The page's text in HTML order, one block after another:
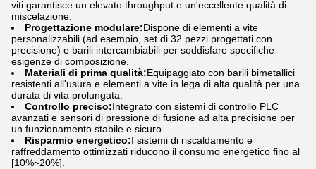
viti garantisce un elevato throughput e un'eccellente qualità di
miscelazione.
Progettazione modulare:Dispone di elementi a vite
personalizzabili (ad esempio, set di 32 pezzi progettati con
precisione) e barili intercambiabili per soddisfare specifiche
esigenze di composizione.
Materiali di prima qualità:Equipaggiato con barili bimetallici
resistenti all'usura e elementi a vite in lega di alta qualità per una
durata di vita prolungata.
Controllo preciso:Integrato con sistemi di controllo PLC
avanzati e sensori di pressione di fusione ad alta precisione per
un funzionamento stabile e sicuro.
Risparmio energetico:I sistemi di riscaldamento e
raffreddamento ottimizzati riducono il consumo energetico fino al
[10%~20%].